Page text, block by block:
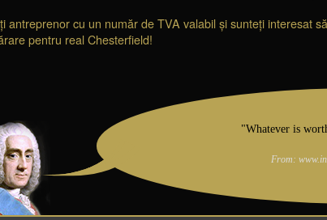
antreprenor cu un număr de TVA valabil și sunteți interesat
pentru real Chesterfield!
"Whatever is
From: